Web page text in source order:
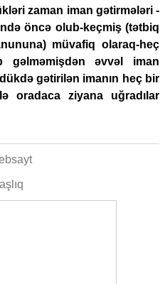
zaman iman gətirmələri -
öncə olub-keçmiş (tətbiq
müvafiq olaraq-heç
gəlməmişdən əvvəl iman
gətirilən imanın heç bir
oradaca ziyana uğradılar